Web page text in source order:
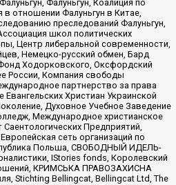
Фалуньгун, Коалиция по
отношении Фалуньгун в Китае,
преследований Фалуньгун,
школ политических
Центр либеральной современности,
Немецко-русский обмен, Бард
Ходорковского, Оксфордский
России, Компания свободы
партнерство за права
Христиан Украинской
Духовное Учебное Заведение
Международное христианское
Предприятий,
сеть организаций по
Польша, СВОБОДНЫЙ ИДЕЛЬ-
IStories fonds, Королевский
КРИМСЬКА ПРАВОЗАХИСНА
Stichting Bellingcat, Bellingcat Ltd, The